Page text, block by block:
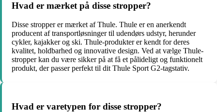
Hvad er mærket på disse stropper?
Disse stropper er mærket af Thule. Thule er en anerkendt
producent af transportløsninger til udendørs udstyr, herunder
cykler, kajakker og ski. Thule-produkter er kendt for deres
kvalitet, holdbarhed og innovative design. Ved at vælge Thule-
stropper kan du være sikker på at få et pålideligt og funktionelt
produkt, der passer perfekt til dit Thule Sport G2-tagstativ.
Hvad er varetypen for disse stropper?